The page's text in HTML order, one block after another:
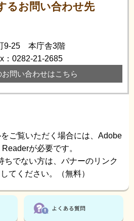
るお問い合わせ先
9-25 本庁舎3階
：0282-21-2685
お問い合わせはこちら
ご覧いただく場合には、Adobe
が必要です。
ちでない方は、バナーのリンク
てください。（無料）